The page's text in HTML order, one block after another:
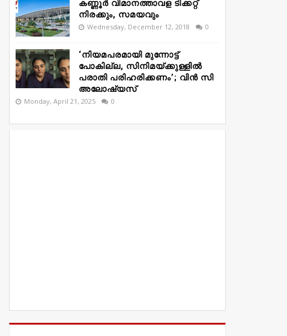
കണ്ണൂർ വിമാനത്താവള ടിക്കറ്റ്
നിരക്കും, സമയവും
Wednesday, December 12, 2018 0
‘നിയമപരമായി മുന്നോട്ട്
പോകില്ല, സിനിമയ്ക്കുള്ളിൽ
പരാതി പരിഹരിക്കണം’; വിൻ സി
അലോഷ്യസ്
Monday, April 21, 2025 0